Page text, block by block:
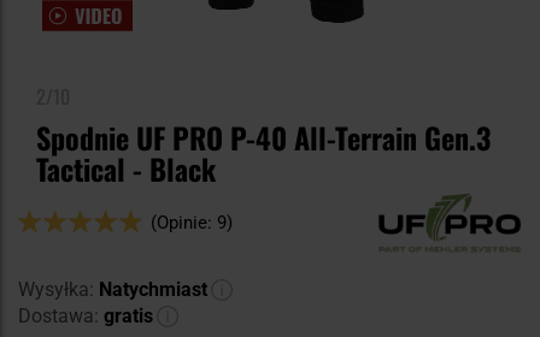
Spodnie UF PRO P-40 All-Terrain Gen.3
Tactical - Black
Ocena:
(Opinie: 9)
Wysyłka: Natychmiast
Dostawa: gratis